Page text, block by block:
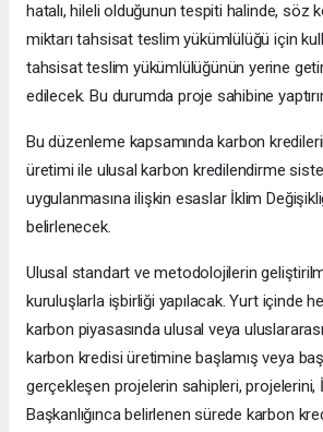
hatalı, hileli olduğunun tespiti halinde, söz
miktarı tahsisat teslim yükümlülüğü için
tahsisat teslim yükümlülüğünün yerine
edilecek. Bu durumda proje sahibine
Bu düzenleme kapsamında karbon
üretimi ile ulusal karbon kredilendirme
uygulanmasına ilişkin esaslar İklim
belirlenecek.
Ulusal standart ve metodolojilerin
kuruluşlarla işbirliği yapılacak. Yurt içinde
karbon piyasasında ulusal veya
karbon kredisi üretimine başlamış veya
gerçekleşen projelerin sahipleri, projelerini,
Başkanlığınca belirlenen sürede karbon